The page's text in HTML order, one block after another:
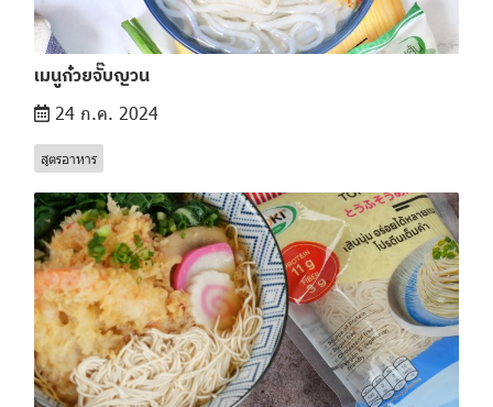
เมนูก๋วยจั๊บญวน
24 ก.ค. 2024
สูตรอาหาร